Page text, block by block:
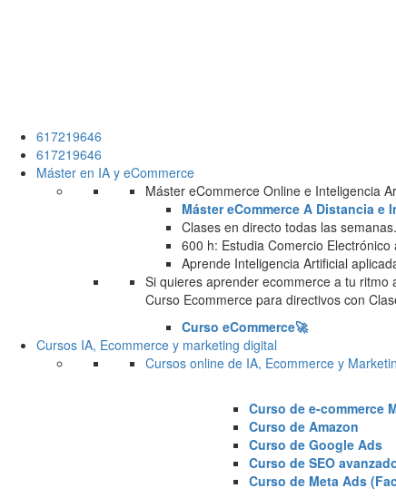
617219646
617219646
Máster en IA y eCommerce
Máster eCommerce Online e Inteligencia
Máster eCommerce A Distancia e
Clases en directo todas las semanas.
600 h: Estudia Comercio Electrónico
Aprende Inteligencia Artificial
Si quieres aprender ecommerce a tu
Curso Ecommerce para directivos con
Curso eCommerce🚀
Cursos IA, Ecommerce y marketing digital
Cursos online de IA, Ecommerce y
Curso de e-commerce
Curso de Amazon
Curso de Google Ads
Curso de SEO
Curso de Meta Ads